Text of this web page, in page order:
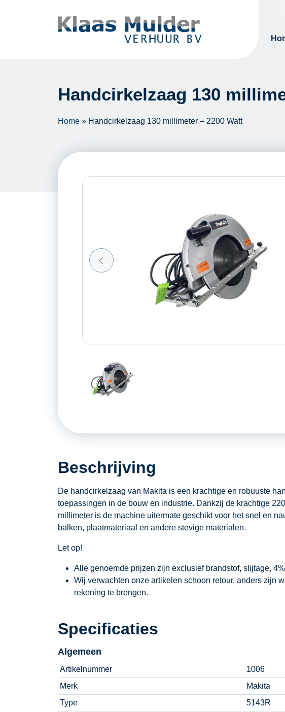
Handcirkelzaag 130
Home » Handcirkelzaag 130 millimeter – 2200 Watt
Beschrijving
De handcirkelzaag van Makita is een krachtige en robuuste
toepassingen in de bouw en industrie. Dankzij de krachtige
millimeter is de machine uitermate geschikt voor het snel en
balken, plaatmateriaal en andere stevige materialen.
Let op!
Alle genoemde prijzen zijn exclusief brandstof, slijtage,
Wij verwachten onze artikelen schoon retour, anders zijn
rekening te brengen.
Specificaties
Algemeen
Artikelnummer
1006
Merk
Makita
Type
5143R